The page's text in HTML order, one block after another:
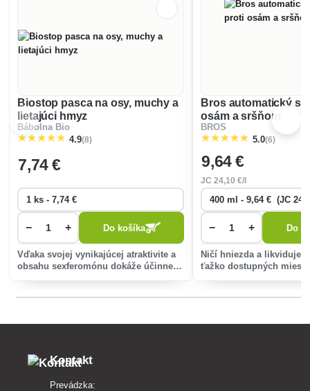
Biostop pasca na osy, muchy a
lietajúci hmyz
Bábolna Bio
4.9(8)
7,74 €
− + Do košíka
Vďaka svojej vynikajúcej atraktivite a
obsahu sexferomónu dokáže účinne
Bros automatický
osám a sršňom
BROS
5.0(6)
9,64 €
JC24,10 €/l
− + Do
Ničí hniezda a likviduje
ťažko dostupných
Kontakt
Prevádzka: